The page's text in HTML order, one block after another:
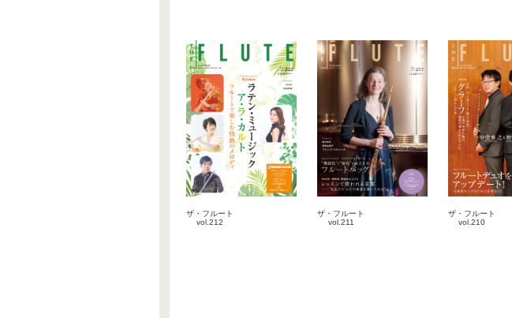
ザ・フルート
vol.212
ザ・フルート
vol.211
ザ・フルート
vol.210